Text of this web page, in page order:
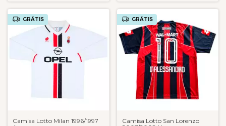
GRÁTIS
Camisa Lotto Milan 1996/1997
GRÁTIS
Camisa Lotto San Lorenzo